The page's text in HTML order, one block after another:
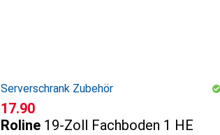
Serverschrank Zubehör
CHF
17.90
Roline 19-Zoll Fachboden 1 HE